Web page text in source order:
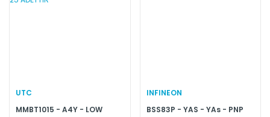
UTC
MMBT1015 - A4Y - LOW
INFINEON
BSS83P - YAS - YAs - PNP